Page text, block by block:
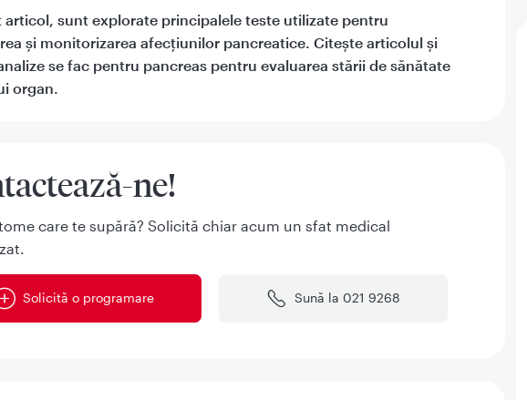
articol, sunt explorate principalele teste utilizate pentru
și monitorizarea afecțiunilor pancreatice. Citește articolul și
se fac pentru pancreas pentru evaluarea stării de sănătate
organ.
ne!
care te supără? Solicită chiar acum un sfat medical
Solicită o programare Sună la 021 9268